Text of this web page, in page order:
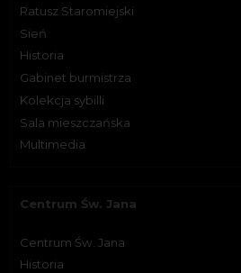
Ratusz Staromiejski
Sień
Historia
Gabinet burmistrza
Kolekcja sybilli
Sala mieszczańska
Multimedia
Centrum Św. Jana
Centrum Św. Jana
Historia